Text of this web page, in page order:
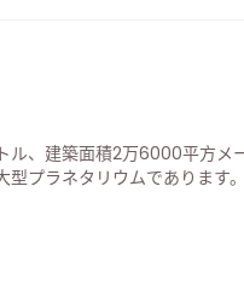
ル、建築面積2万6000平方メ
プラネタリウムであります